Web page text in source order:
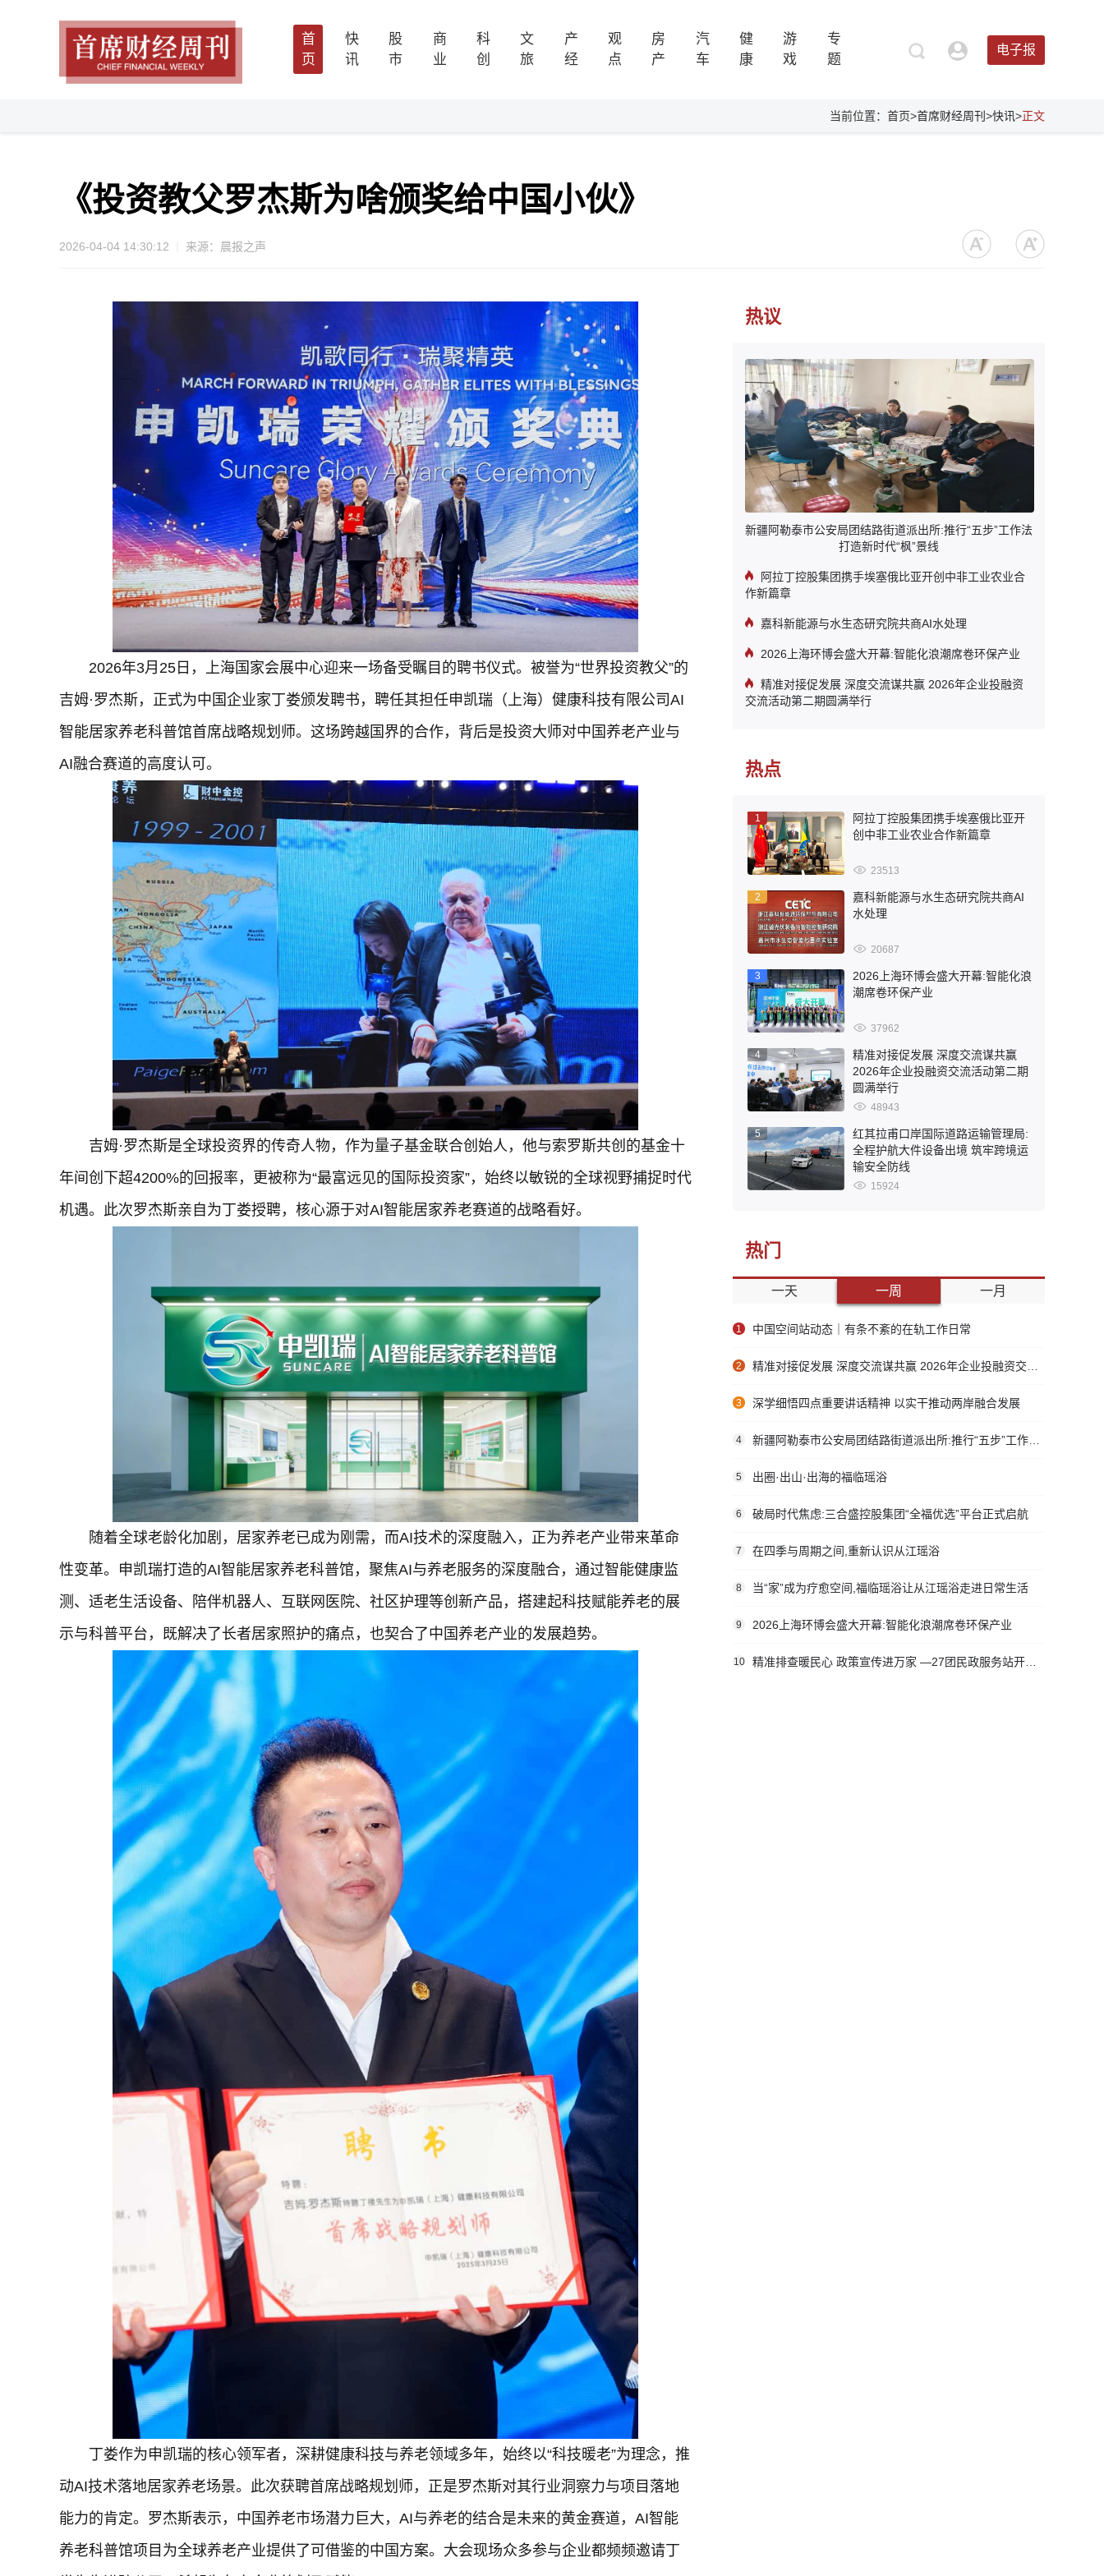
首
页
快
讯
股
市
商
业
科
创
文
旅
产
经
观
点
房
产
汽
车
健
康
游
戏
专
题
电子报
当前位置：首页>首席财经周刊 >快讯>正文
《投资教父罗杰斯为啥颁奖给中国小伙》
2026-04-04 14:30:12 来源：晨报之声
2026年3月25日，上海国家会展中心迎来一场备受瞩目的聘书仪式。被誉为“世界投资教父”的
吉姆·罗杰斯，正式为中国企业家丁娄颁发聘书，聘任其担任申凯瑞（上海）健康科技有限公司AI
智能居家养老科普馆首席战略规划师。这场跨越国界的合作，背后是投资大师对中国养老产业与
AI融合赛道的高度认可。
吉姆·罗杰斯是全球投资界的传奇人物，作为量子基金联合创始人，他与索罗斯共创的基金十
年间创下超4200%的回报率，更被称为“最富远见的国际投资家”，始终以敏锐的全球视野捕捉时代
机遇。此次罗杰斯亲自为丁娄授聘，核心源于对AI智能居家养老赛道的战略看好。
随着全球老龄化加剧，居家养老已成为刚需，而AI技术的深度融入，正为养老产业带来革命
性变革。申凯瑞打造的AI智能居家养老科普馆，聚焦AI与养老服务的深度融合，通过智能健康监
测、适老生活设备、陪伴机器人、互联网医院、社区护理等创新产品，搭建起科技赋能养老的展
示与科普平台，既解决了长者居家照护的痛点，也契合了中国养老产业的发展趋势。
丁娄作为申凯瑞的核心领军者，深耕健康科技与养老领域多年，始终以“科技暖老”为理念，推
动AI技术落地居家养老场景。此次获聘首席战略规划师，正是罗杰斯对其行业洞察力与项目落地
能力的肯定。罗杰斯表示，中国养老市场潜力巨大，AI与养老的结合是未来的黄金赛道，AI智能
养老科普馆项目为全球养老产业提供了可借鉴的中国方案。大会现场众多参与企业都频频邀请丁
热议
新疆阿勒泰市公安局团结路街道派出所:推行“五步”工作法
打造新时代“枫”景线
阿拉丁控股集团携手埃塞俄比亚开创中非工业农业合
作新篇章
嘉科新能源与水生态研究院共商AI水处理
2026上海环博会盛大开幕:智能化浪潮席卷环保产业
精准对接促发展 深度交流谋共赢 2026年企业投融资
交流活动第二期圆满举行
热点
1
阿拉丁控股集团携手埃塞俄比亚开
创中非工业农业合作新篇章
23513
2
嘉科新能源与水生态研究院共商AI
水处理
20687
3
2026上海环博会盛大开幕:智能化浪
潮席卷环保产业
37962
4
精准对接促发展 深度交流谋共赢
2026年企业投融资交流活动第二期
圆满举行
48943
5
红其拉甫口岸国际道路运输管理局:
全程护航大件设备出境 筑牢跨境运
输安全防线
15924
热门
一天 一周 一月
1 中国空间站动态｜有条不紊的在轨工作日常
2 精准对接促发展 深度交流谋共赢 2026年企业投融资交流活动第二期圆满举行
3 深学细悟四点重要讲话精神 以实干推动两岸融合发展
4 新疆阿勒泰市公安局团结路街道派出所:推行“五步”工作法 打造新时代“枫”景线
5 出圈·出山·出海的福临瑶浴
6 破局时代焦虑:三合盛控股集团“全福优选”平台正式启航
7 在四季与周期之间,重新认识从江瑶浴
8 当“家”成为疗愈空间,福临瑶浴让从江瑶浴走进日常生活
9 2026上海环博会盛大开幕:智能化浪潮席卷环保产业
10 精准排查暖民心 政策宣传进万家 —27团民政服务站开展社会救助入户走访活动